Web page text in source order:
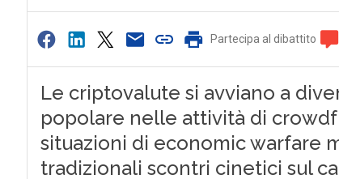
Partecipa al dibattito
Le criptovalute si avviano a
popolare nelle attività di
situazioni di economic warfare
tradizionali scontri cinetici sul